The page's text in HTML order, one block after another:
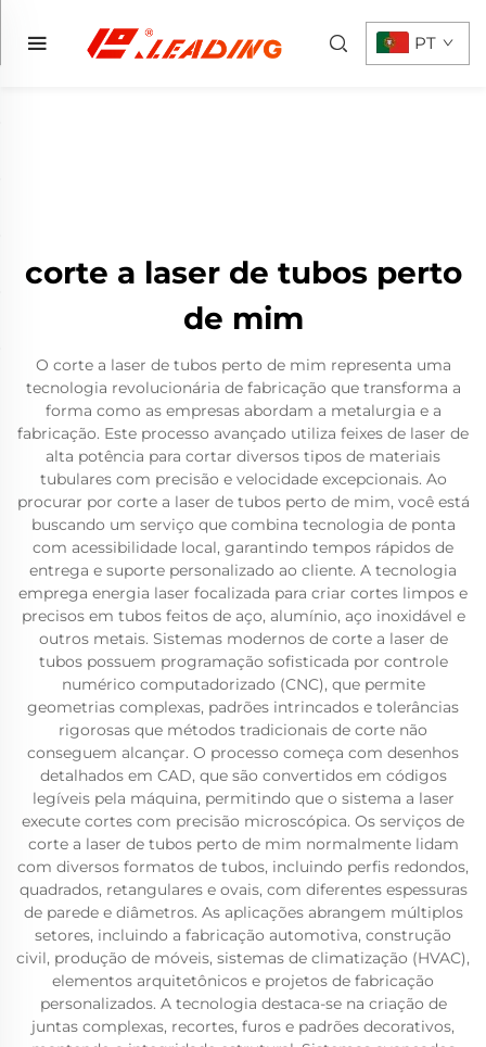
PT
corte a laser de tubos perto
de mim
O corte a laser de tubos perto de mim representa uma
tecnologia revolucionária de fabricação que transforma a
forma como as empresas abordam a metalurgia e a
fabricação. Este processo avançado utiliza feixes de laser de
alta potência para cortar diversos tipos de materiais
tubulares com precisão e velocidade excepcionais. Ao
procurar por corte a laser de tubos perto de mim, você está
buscando um serviço que combina tecnologia de ponta
com acessibilidade local, garantindo tempos rápidos de
entrega e suporte personalizado ao cliente. A tecnologia
emprega energia laser focalizada para criar cortes limpos e
precisos em tubos feitos de aço, alumínio, aço inoxidável e
outros metais. Sistemas modernos de corte a laser de
tubos possuem programação sofisticada por controle
numérico computadorizado (CNC), que permite
geometrias complexas, padrões intrincados e tolerâncias
rigorosas que métodos tradicionais de corte não
conseguem alcançar. O processo começa com desenhos
detalhados em CAD, que são convertidos em códigos
legíveis pela máquina, permitindo que o sistema a laser
execute cortes com precisão microscópica. Os serviços de
corte a laser de tubos perto de mim normalmente lidam
com diversos formatos de tubos, incluindo perfis redondos,
quadrados, retangulares e ovais, com diferentes espessuras
de parede e diâmetros. As aplicações abrangem múltiplos
setores, incluindo a fabricação automotiva, construção
civil, produção de móveis, sistemas de climatização (HVAC),
elementos arquitetônicos e projetos de fabricação
personalizados. A tecnologia destaca-se na criação de
juntas complexas, recortes, furos e padrões decorativos,